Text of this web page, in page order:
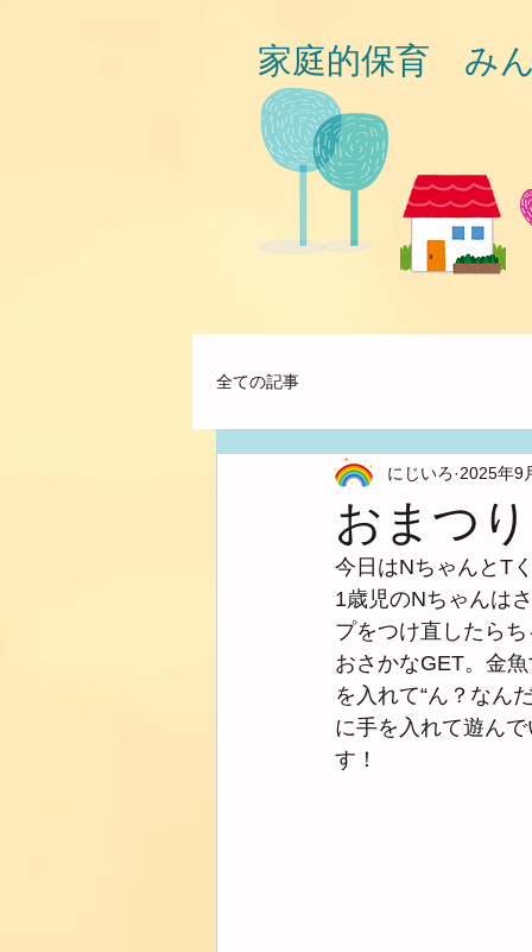
家庭的保育 み
全ての記事
おまつ
にじいろ 2025年9
今日はNちゃんとT
1歳児のNちゃんは
プをつけ直したら
おさかなGET。金
を入れて“ん？なん
に手を入れて遊ん
す！